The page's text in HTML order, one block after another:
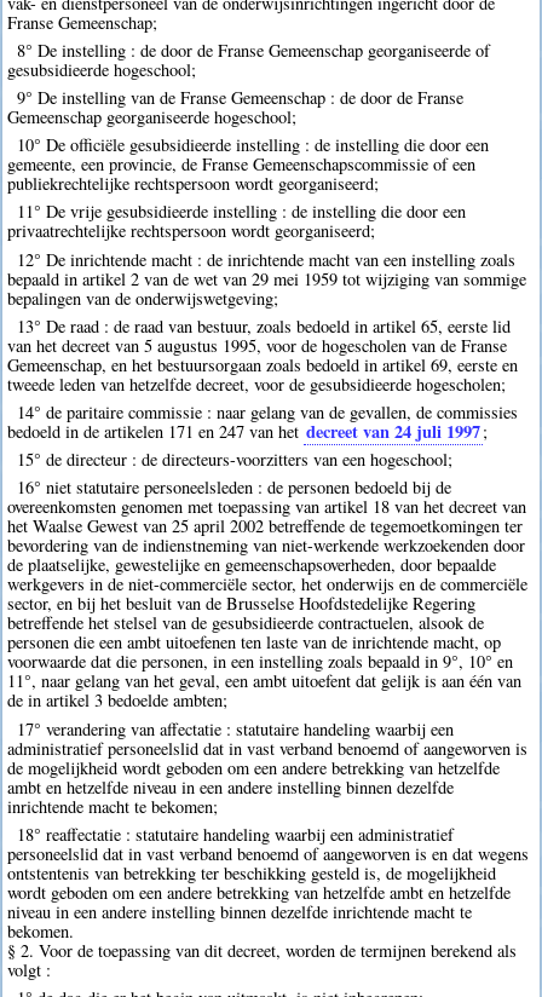
Franse Gemeenschap;
8° De instelling : de door de Franse Gemeenschap georganiseerde of
gesubsidieerde hogeschool;
9° De instelling van de Franse Gemeenschap : de door de Franse
Gemeenschap georganiseerde hogeschool;
10° De officiële gesubsidieerde instelling : de instelling die door een
gemeente, een provincie, de Franse Gemeenschapscommissie of een
publiekrechtelijke rechtspersoon wordt georganiseerd;
11° De vrije gesubsidieerde instelling : de instelling die door een
privaatrechtelijke rechtspersoon wordt georganiseerd;
12° De inrichtende macht : de inrichtende macht van een instelling zoals
bepaald in artikel 2 van de wet van 29 mei 1959 tot wijziging van sommige
bepalingen van de onderwijswetgeving;
13° De raad : de raad van bestuur, zoals bedoeld in artikel 65, eerste lid
van het decreet van 5 augustus 1995, voor de hogescholen van de Franse
Gemeenschap, en het bestuursorgaan zoals bedoeld in artikel 69, eerste en
tweede leden van hetzelfde decreet, voor de gesubsidieerde hogescholen;
14° de paritaire commissie : naar gelang van de gevallen, de commissies
bedoeld in de artikelen 171 en 247 van het decreet van 24 juli 1997;
15° de directeur : de directeurs-voorzitters van een hogeschool;
16° niet statutaire personeelsleden : de personen bedoeld bij de
overeenkomsten genomen met toepassing van artikel 18 van het decreet van
het Waalse Gewest van 25 april 2002 betreffende de tegemoetkomingen ter
bevordering van de indienstneming van niet-werkende werkzoekenden door
de plaatselijke, gewestelijke en gemeenschapsoverheden, door bepaalde
werkgevers in de niet-commerciële sector, het onderwijs en de commerciële
sector, en bij het besluit van de Brusselse Hoofdstedelijke Regering
betreffende het stelsel van de gesubsidieerde contractuelen, alsook de
personen die een ambt uitoefenen ten laste van de inrichtende macht, op
voorwaarde dat die personen, in een instelling zoals bepaald in 9°, 10° en
11°, naar gelang van het geval, een ambt uitoefent dat gelijk is aan één van
de in artikel 3 bedoelde ambten;
17° verandering van affectatie : statutaire handeling waarbij een
administratief personeelslid dat in vast verband benoemd of aangeworven is
de mogelijkheid wordt geboden om een andere betrekking van hetzelfde
ambt en hetzelfde niveau in een andere instelling binnen dezelfde
inrichtende macht te bekomen;
18° reaffectatie : statutaire handeling waarbij een administratief
personeelslid dat in vast verband benoemd of aangeworven is en dat wegens
ontstentenis van betrekking ter beschikking gesteld is, de mogelijkheid
wordt geboden om een andere betrekking van hetzelfde ambt en hetzelfde
niveau in een andere instelling binnen dezelfde inrichtende macht te
bekomen.
§ 2. Voor de toepassing van dit decreet, worden de termijnen berekend als
volgt :